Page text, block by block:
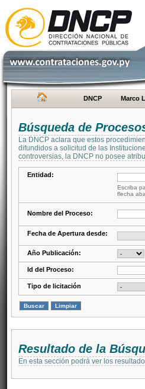
DNCP Marco
Búsqueda de
La DNCP aclara que estos
difundidos a solicitud de las
controversias, la DNCP no posee
Entidad:
Escriba
flecha
Nombre del Proceso:
Fecha de Apertura desde:
Año Publicación:
Id del Proceso:
Tipo de licitación
Resultado de la
En esta sección podrá ver los